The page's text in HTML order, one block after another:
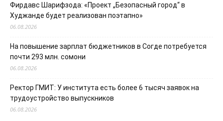
Фирдавс Шарифзода: «Проект „Безопасный город“ в
Худжанде будет реализован поэтапно»
06.08.2026
На повышение зарплат бюджетников в Согде потребуется
почти 293 млн. сомони
06.08.2026
Ректор ГМИТ: У института есть более 6 тысяч заявок на
трудоустройство выпускников
06.08.2026